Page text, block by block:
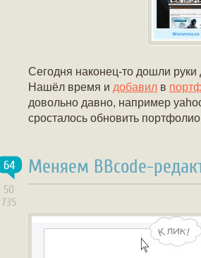
Сегодня наконец-то дошли руки
Нашёл время и добавил в
довольно давно, например
сросталось обновить
Меняем BBcode-
64
50
735